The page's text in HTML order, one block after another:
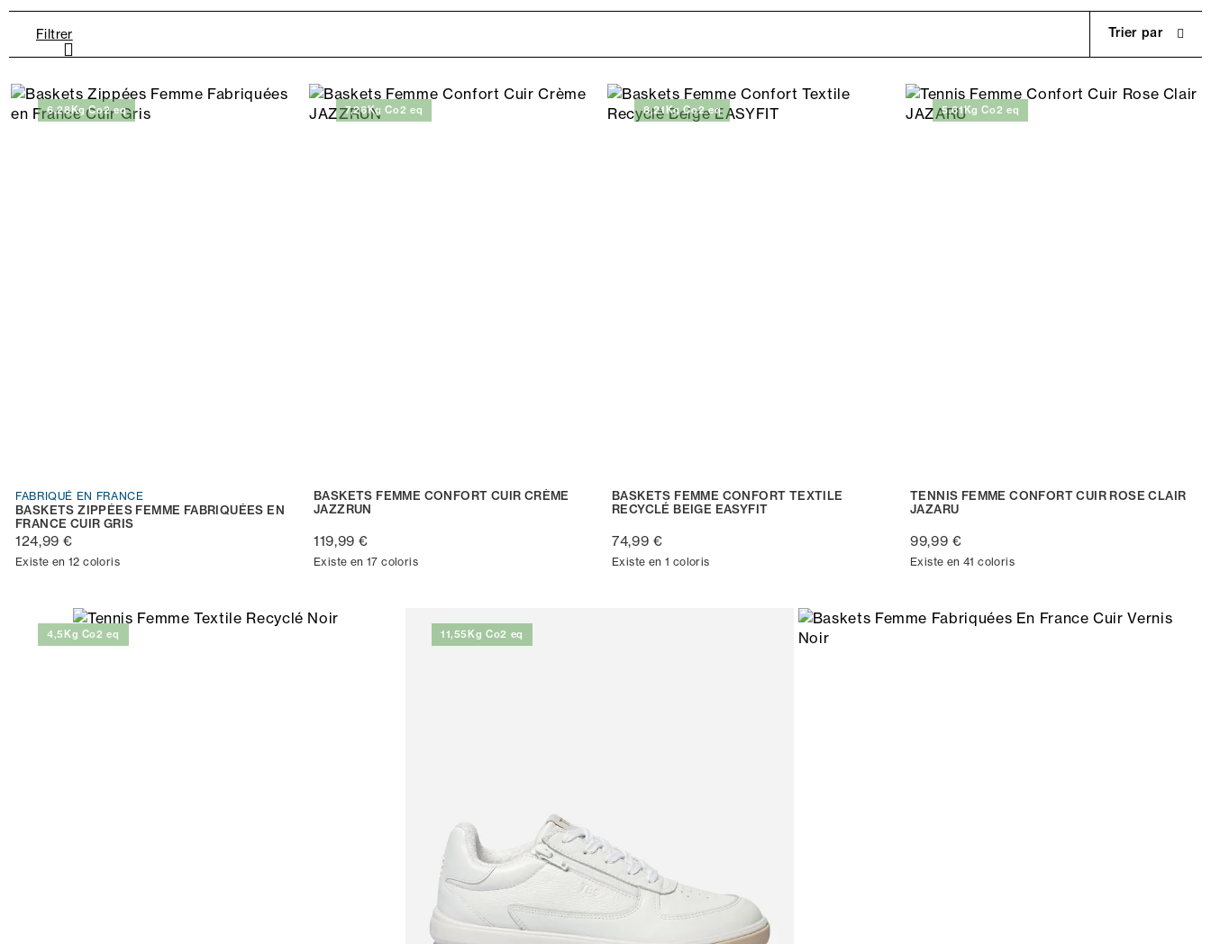
Filtrer Trier par
6,28Kg Co2 eq
FABRIQUÉ EN FRANCE
BASKETS ZIPPÉES FEMME FABRIQUÉES EN
FRANCE CUIR GRIS
124,99 €
Existe en 12 coloris
7,26Kg Co2 eq
BASKETS FEMME CONFORT CUIR CRÈME
JAZZRUN
119,99 €
Existe en 17 coloris
8,21Kg Co2 eq
BASKETS FEMME CONFORT TEXTILE
RECYCLÉ BEIGE EASYFIT
74,99 €
Existe en 1 coloris
5,61Kg Co2 eq
TENNIS FEMME CONFORT CUIR ROSE CLAIR
JAZARU
99,99 €
Existe en 41 coloris
4,5Kg Co2 eq 11,55Kg Co2 eq